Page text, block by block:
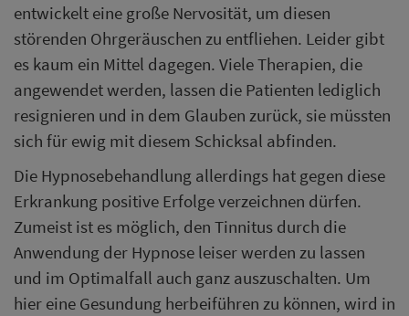
entwickelt eine große Nervosität, um diesen
störenden Ohrgeräuschen zu entfliehen. Leider gibt
es kaum ein Mittel dagegen. Viele Therapien, die
angewendet werden, lassen die Patienten lediglich
resignieren und in dem Glauben zurück, sie müssten
sich für ewig mit diesem Schicksal abfinden.
Die Hypnosebehandlung allerdings hat gegen diese
Erkrankung positive Erfolge verzeichnen dürfen.
Zumeist ist es möglich, den Tinnitus durch die
Anwendung der Hypnose leiser werden zu lassen
und im Optimalfall auch ganz auszuschalten. Um
hier eine Gesundung herbeiführen zu können, wird in